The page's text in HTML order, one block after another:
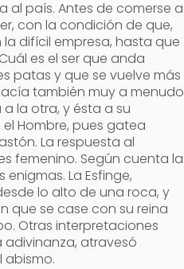
país. Antes de comerse a
con la condición de que,
difícil empresa, hasta que
es el ser que anda
patas y que se vuelve más
también muy a menudo
la otra, y ésta a su
Hombre, pues gatea
La respuesta al
femenino. Según cuenta la
La Esfinge,
lo alto de una roca, y
que se case con su reina
Otras interpretaciones
adivinanza, atravesó
abismo.